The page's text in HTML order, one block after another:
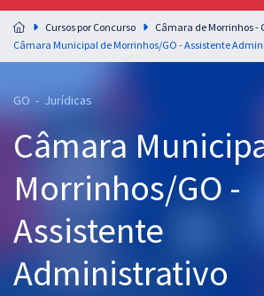
Preparação completa e intensiva para as principais
residências em saúde do Brasil
Cursos 20% OFF
Pós
Graduação
OAB
Cursos por Concurso
Câmara de Morrinhos -
GO - Jurídicas
Câmara
Morrinhos/GO -
Assistente
Administrativo